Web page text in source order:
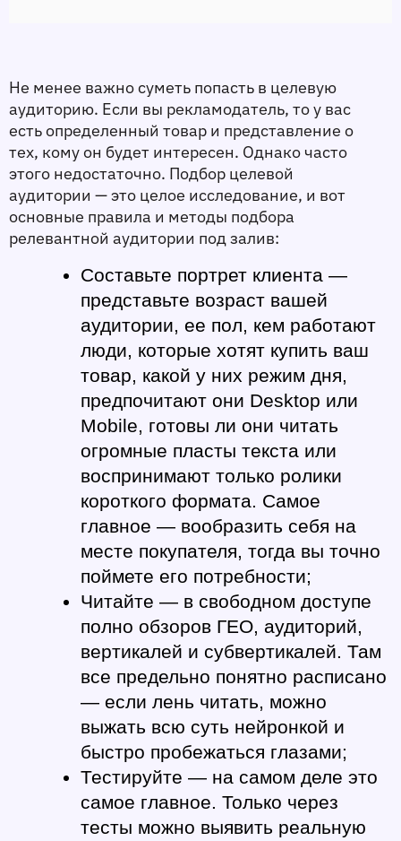
Не менее важно суметь попасть в целевую
аудиторию. Если вы рекламодатель, то у вас
есть определенный товар и представление о
тех, кому он будет интересен. Однако часто
этого недостаточно. Подбор целевой
аудитории — это целое исследование, и вот
основные правила и методы подбора
релевантной аудитории под залив:
Составьте портрет клиента —
представьте возраст вашей
аудитории, ее пол, кем работают
люди, которые хотят купить ваш
товар, какой у них режим дня,
предпочитают они Desktop или
Mobile, готовы ли они читать
огромные пласты текста или
воспринимают только ролики
короткого формата. Самое
главное — вообразить себя на
месте покупателя, тогда вы точно
поймете его потребности;
Читайте — в свободном доступе
полно обзоров ГЕО, аудиторий,
вертикалей и субвертикалей. Там
все предельно понятно расписано
— если лень читать, можно
выжать всю суть нейронкой и
быстро пробежаться глазами;
Тестируйте — на самом деле это
самое главное. Только через
тесты можно выявить реальную